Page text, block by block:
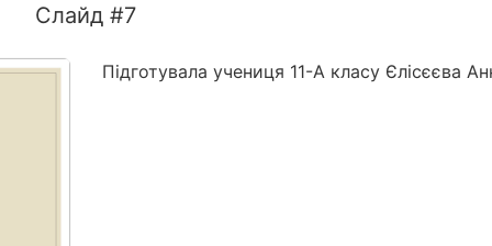
Слайд #7
Підготувала учениця 11-А класу Єлісєєва